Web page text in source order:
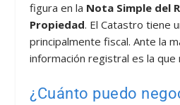
figura en la Nota Simple del
Propiedad. El Catastro tiene
principalmente fiscal. Ante la
información registral es la que
¿Cuánto puedo